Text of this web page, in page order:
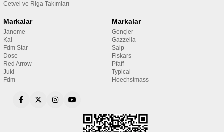
Cetvel ve Riga Takımları
Markalar
Janome
Kai
Fdm Star
Dose
Red Arrow
Juki
Fdm
Markalar
Gençler
Gazzella
Saip
Fiskars
Pfaff
Typical
Hoechstmass